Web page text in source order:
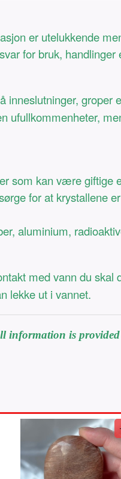
er utelukkende
for bruk,
groper
ufullkommenheter,
som kan være giftige
for at krystallene
aluminium,
med vann du
lekke ut i vannet.
information is